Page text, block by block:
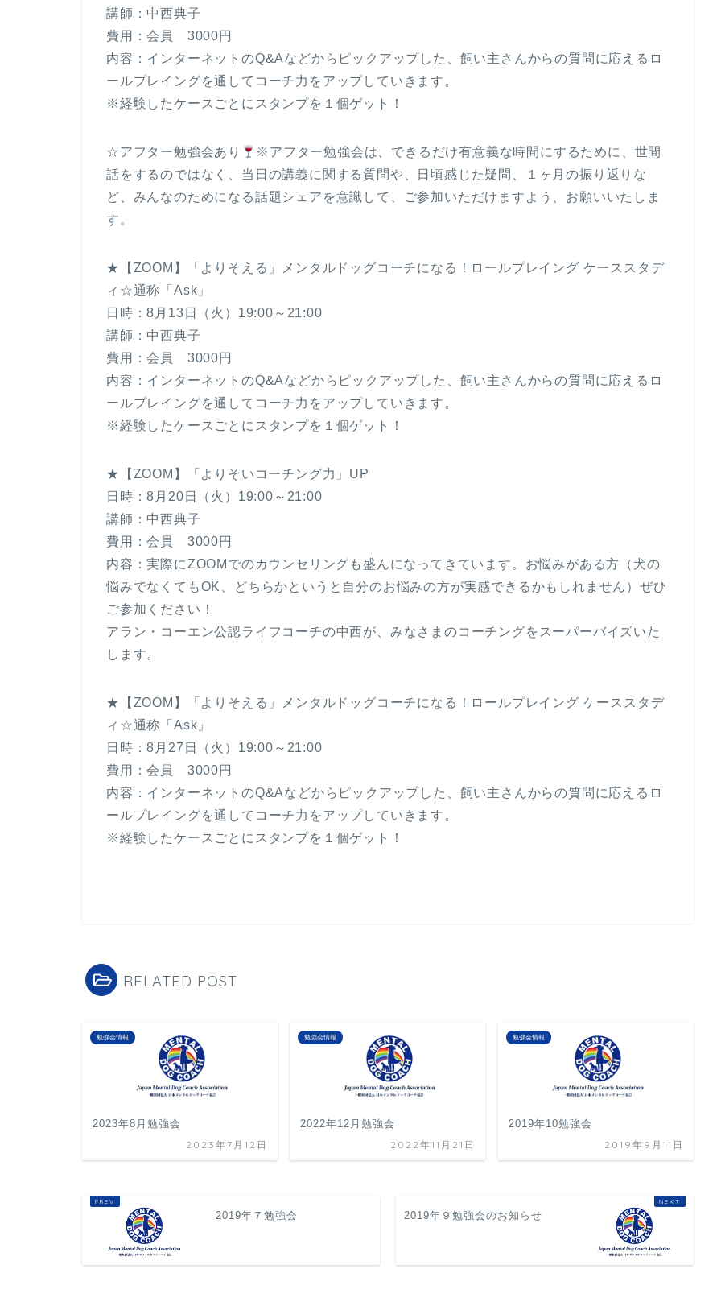
講師：中西典子
費用：会員 3000円
内容：インターネットのQ&Aなどからピックアップした、飼い主さんからの質問に応えるロ
ールプレイングを通してコーチ力をアップしていきます。
※経験したケースごとにスタンプを１個ゲット！
☆アフター勉強会あり
※アフター勉強会は、できるだけ有意義な時間にするために、世間
話をするのではなく、当日の講義に関する質問や、日頃感じた疑問、１ヶ月の振り返りな
ど、みんなのためになる話題シェアを意識して、ご参加いただけますよう、お願いいたしま
す。
★【ZOOM】「よりそえる」メンタルドッグコーチになる！ロールプレイング ケーススタデ
ィ☆通称「Ask」
日時：8月13日（火）19:00～21:00
講師：中西典子
費用：会員 3000円
内容：インターネットのQ&Aなどからピックアップした、飼い主さんからの質問に応えるロ
ールプレイングを通してコーチ力をアップしていきます。
※経験したケースごとにスタンプを１個ゲット！
★【ZOOM】「よりそいコーチング力」UP
日時：8月20日（火）19:00～21:00
講師：中西典子
費用：会員 3000円
内容：実際にZOOMでのカウンセリングも盛んになってきています。お悩みがある方（犬の
悩みでなくてもOK、どちらかというと自分のお悩みの方が実感できるかもしれません）ぜひ
ご参加ください！
アラン・コーエン公認ライフコーチの中西が、みなさまのコーチングをスーパーバイズいた
します。
★【ZOOM】「よりそえる」メンタルドッグコーチになる！ロールプレイング ケーススタデ
ィ☆通称「Ask」
日時：8月27日（火）19:00～21:00
費用：会員 3000円
内容：インターネットのQ&Aなどからピックアップした、飼い主さんからの質問に応えるロ
ールプレイングを通してコーチ力をアップしていきます。
※経験したケースごとにスタンプを１個ゲット！
RELATED POST
勉強会情報
2023年8月勉強会
2023年7月12日
勉強会情報
2022年12月勉強会
2022年11月21日
勉強会情報
2019年10勉強会
2019年9月11日
2019年７勉強会 2019年９勉強会のお知らせ